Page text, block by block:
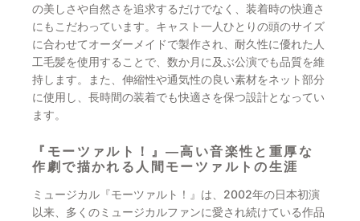
の美しさや自然さを追求するだけでなく、装着時の快適さ
にもこだわっています。キャスト一人ひとりの頭のサイズ
に合わせてオーダーメイドで製作され、耐久性に優れた人
工毛髪を使用することで、数か月に及ぶ公演でも品質を維
持します。また、伸縮性や通気性の良い素材をネット部分
に使用し、長時間の装着でも快適さを保つ設計となってい
ます。
『モーツァルト！』—高い音楽性と重厚な
作劇で描かれる人間モーツァルトの生涯
ミュージカル『モーツァルト！』は、2002年の日本初演
以来、多くのミュージカルファンに愛され続けている作品